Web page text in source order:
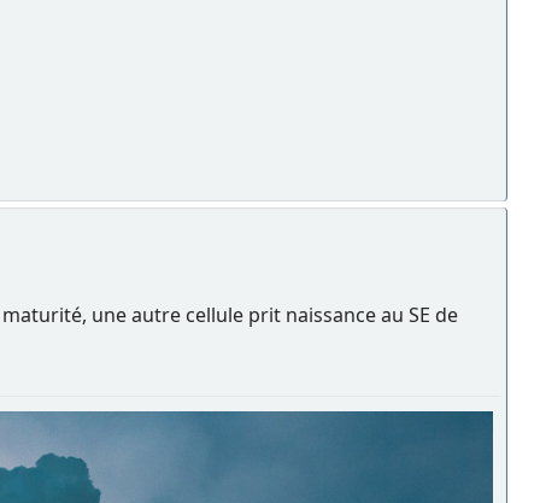
une autre cellule prit naissance au SE de